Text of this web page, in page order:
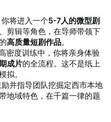
将进入一个5-7人的微型剧
剪辑等角色，在导师带领下
高质量短剧作品。
密度训练中，你将亲身体验
成片的全流程。这不是纸上
拟。
并指导团队挖掘定西市本地
地域特色，在千篇一律的题